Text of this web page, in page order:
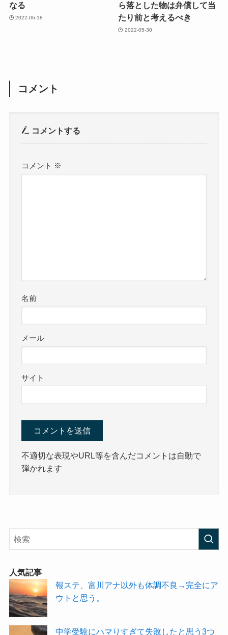
なる
2022-06-18
ら落とした物は弁償して当
たり前と考えるべき
2022-05-30
コメント
コメントする
コメント ※
名前
メール
サイト
不適切な表現やURL等を含んだコメントは自動で
弾かれます
人気記事
報ステ、富川アナ以外も体調不良→完全にア
ウトと思う。
中学受験にハマりすぎて失敗したと思う3つ